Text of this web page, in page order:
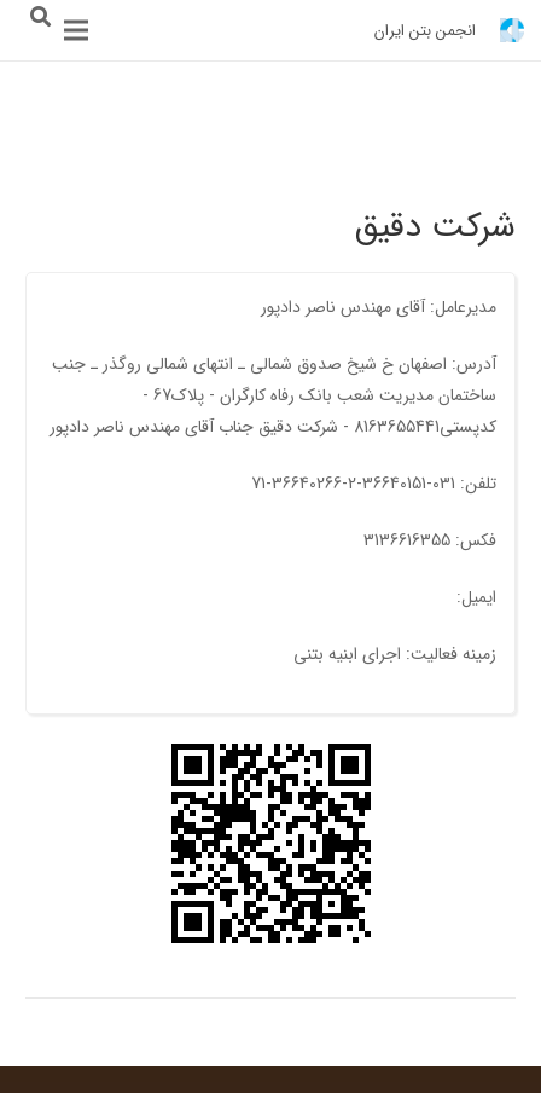
انجمن بتن ایران
شرکت دقیق
مدیرعامل: آقای مهندس ناصر دادپور
آدرس: اصفهان خ شیخ صدوق شمالی ـ انتهای شمالی روگذر ـ جنب
ساختمان مدیریت شعب بانک رفاه کارگران - پلاک67 -
کدپستی8163655441 - شرکت دقیق جناب آقای مهندس ناصر دادپور
تلفن: 031-36640151-2-36640266-71
فکس: 3136616355
ایمیل:
زمینه فعالیت: اجرای ابنیه بتنی